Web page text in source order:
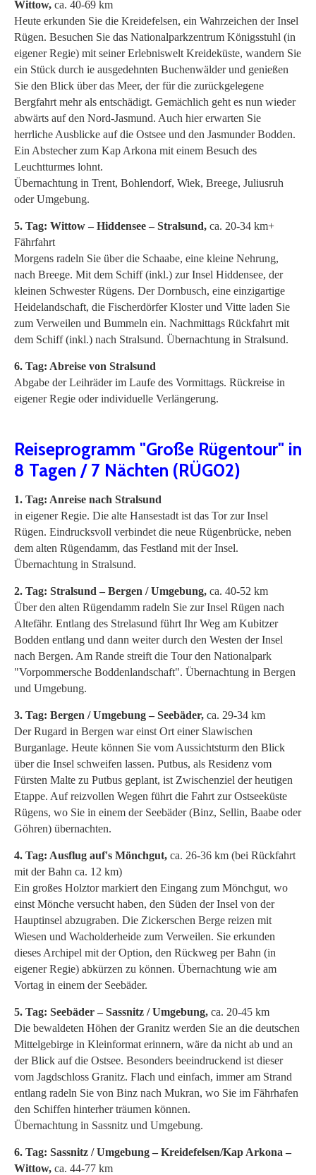
Wittow, ca. 40-69 km
Heute erkunden Sie die Kreidefelsen, ein Wahrzeichen der Insel
Rügen. Besuchen Sie das Nationalparkzentrum Königsstuhl (in
eigener Regie) mit seiner Erlebniswelt Kreideküste, wandern Sie
ein Stück durch ie ausgedehnten Buchenwälder und genießen
Sie den Blick über das Meer, der für die zurückgelegene
Bergfahrt mehr als entschädigt. Gemächlich geht es nun wieder
abwärts auf den Nord-Jasmund. Auch hier erwarten Sie
herrliche Ausblicke auf die Ostsee und den Jasmunder Bodden.
Ein Abstecher zum Kap Arkona mit einem Besuch des
Leuchtturmes lohnt.
Übernachtung in Trent, Bohlendorf, Wiek, Breege, Juliusruh
oder Umgebung.
5. Tag: Wittow – Hiddensee – Stralsund, ca. 20-34 km+
Fährfahrt
Morgens radeln Sie über die Schaabe, eine kleine Nehrung,
nach Breege. Mit dem Schiff (inkl.) zur Insel Hiddensee, der
kleinen Schwester Rügens. Der Dornbusch, eine einzigartige
Heidelandschaft, die Fischerdörfer Kloster und Vitte laden Sie
zum Verweilen und Bummeln ein. Nachmittags Rückfahrt mit
dem Schiff (inkl.) nach Stralsund. Übernachtung in Stralsund.
6. Tag: Abreise von Stralsund
Abgabe der Leihräder im Laufe des Vormittags. Rückreise in
eigener Regie oder individuelle Verlängerung.
Reiseprogramm "Große Rügentour" in
8 Tagen / 7 Nächten (RÜG02)
1. Tag: Anreise nach Stralsund
in eigener Regie. Die alte Hansestadt ist das Tor zur Insel
Rügen. Eindrucksvoll verbindet die neue Rügenbrücke, neben
dem alten Rügendamm, das Festland mit der Insel.
Übernachtung in Stralsund.
2. Tag: Stralsund – Bergen / Umgebung, ca. 40-52 km
Über den alten Rügendamm radeln Sie zur Insel Rügen nach
Altefähr. Entlang des Strelasund führt Ihr Weg am Kubitzer
Bodden entlang und dann weiter durch den Westen der Insel
nach Bergen. Am Rande streift die Tour den Nationalpark
"Vorpommersche Boddenlandschaft". Übernachtung in Bergen
und Umgebung.
3. Tag: Bergen / Umgebung – Seebäder, ca. 29-34 km
Der Rugard in Bergen war einst Ort einer Slawischen
Burganlage. Heute können Sie vom Aussichtsturm den Blick
über die Insel schweifen lassen. Putbus, als Residenz vom
Fürsten Malte zu Putbus geplant, ist Zwischenziel der heutigen
Etappe. Auf reizvollen Wegen führt die Fahrt zur Ostseeküste
Rügens, wo Sie in einem der Seebäder (Binz, Sellin, Baabe oder
Göhren) übernachten.
4. Tag: Ausflug auf's Mönchgut, ca. 26-36 km (bei Rückfahrt
mit der Bahn ca. 12 km)
Ein großes Holztor markiert den Eingang zum Mönchgut, wo
einst Mönche versucht haben, den Süden der Insel von der
Hauptinsel abzugraben. Die Zickerschen Berge reizen mit
Wiesen und Wacholderheide zum Verweilen. Sie erkunden
dieses Archipel mit der Option, den Rückweg per Bahn (in
eigener Regie) abkürzen zu können. Übernachtung wie am
Vortag in einem der Seebäder.
5. Tag: Seebäder – Sassnitz / Umgebung, ca. 20-45 km
Die bewaldeten Höhen der Granitz werden Sie an die deutschen
Mittelgebirge in Kleinformat erinnern, wäre da nicht ab und an
der Blick auf die Ostsee. Besonders beeindruckend ist dieser
vom Jagdschloss Granitz. Flach und einfach, immer am Strand
entlang radeln Sie von Binz nach Mukran, wo Sie im Fährhafen
den Schiffen hinterher träumen können.
Übernachtung in Sassnitz und Umgebung.
6. Tag: Sassnitz / Umgebung – Kreidefelsen/Kap Arkona –
Wittow, ca. 44-77 km